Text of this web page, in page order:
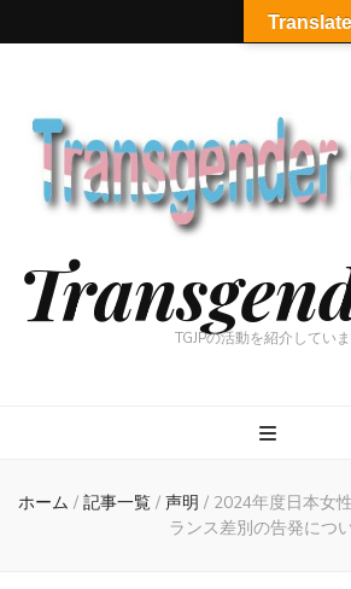
TGJPの活動を紹介してい
ホーム / 記事一覧 / 声明 / 2024年度日本女
ランス差別の告発につ